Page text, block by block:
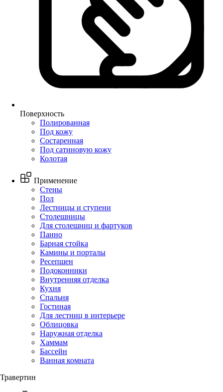
Поверхность
Полированная
Под кожу
Состаренная
Под сатиновую кожу
Колотая
Применение
Стены
Пол
Лестницы и ступени
Столешницы
Для столешниц и фартуков
Панно
Барная стойка
Камины и порталы
Ресепшен
Подоконники
Внутренняя отделка
Кухня
Спальня
Гостиная
Для лестниц в интерьере
Облицовка
Наружная отделка
Хаммам
Бассейн
Ванная комната
Травертин